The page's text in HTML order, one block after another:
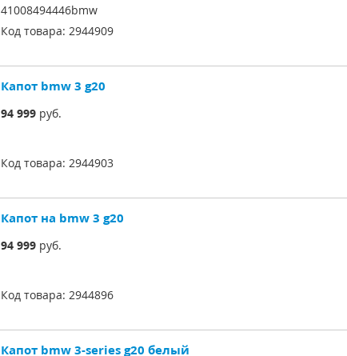
41008494446bmw
Код товара: 2944909
Капот bmw 3 g20
94 999руб.
Код товара: 2944903
Капот на bmw 3 g20
94 999руб.
Код товара: 2944896
Капот bmw 3-series g20 белый